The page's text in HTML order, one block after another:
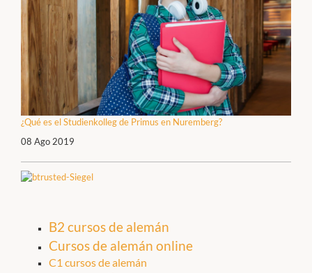
¿Qué es el Studienkolleg de Primus en Nuremberg?
08 Ago 2019
B2 cursos de alemán
Cursos de alemán online
C1 cursos de alemán